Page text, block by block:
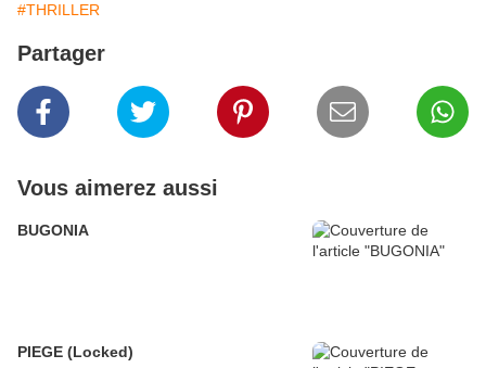
#THRILLER
Partager
Vous aimerez aussi
BUGONIA
PIEGE (Locked)